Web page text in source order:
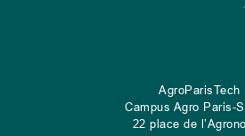
AgroParisTech
Campus Agro Paris-
22 place de